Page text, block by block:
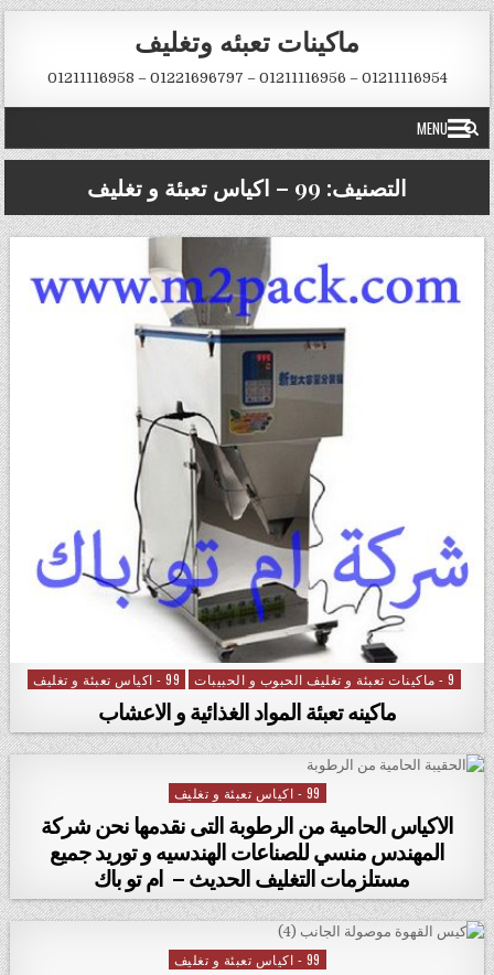
Skip to content
ماكينات تعبئه وتغليف
01211116954 – 01211116956 – 01221696797 – 01211116958
MENU
التصنيف: 99 – اكياس تعبئة و تغليف
Posted in
9 - ماكينات تعبئة و تغليف الحبوب و الحبيبات 99 - اكياس تعبئة و تغليف
ماكينه تعبئة المواد الغذائية و الاعشاب
Posted in
99 - اكياس تعبئة و تغليف
الاكياس الحامية من الرطوبة التى نقدمها نحن شركة
المهندس منسي للصناعات الهندسيه و توريد جميع
مستلزمات التغليف الحديث – ام تو باك
Posted in
99 - اكياس تعبئة و تغليف